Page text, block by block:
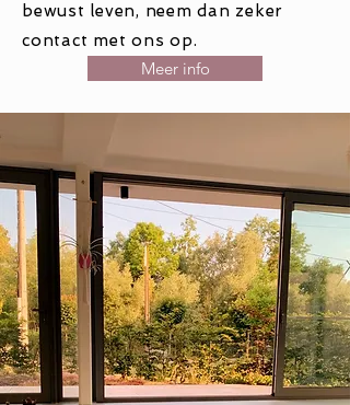
bewust leven, neem dan zeker
contact met ons op.
Meer info